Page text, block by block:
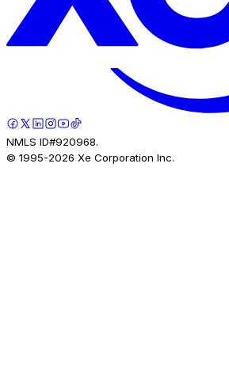
NMLS ID#920968.
© 1995-2026 Xe Corporation Inc.